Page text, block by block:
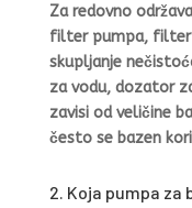
Za redovno
filter pumpa, filter
skupljanje
za vodu, dozator
zavisi od veličine
često se bazen
2. Koja pumpa za